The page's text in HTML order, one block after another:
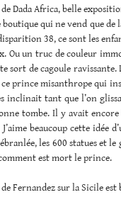
Dada Africa, belle
qui ne vend que de
38, ce sont les
Ou un truc de couleur
sort de cagoule
ce prince misanthrope qui
inclinait tant que l’on
tombe. Il y avait
beaucoup cette idée
les 600 statues et
est mort le prince.
Fernandez sur la Sicile